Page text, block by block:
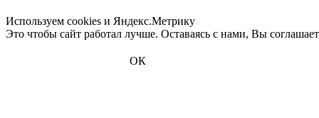
Используем cookies и Яндекс.Метрику
Это чтобы сайт работал лучше. Оставаясь с нами, Вы
ОК